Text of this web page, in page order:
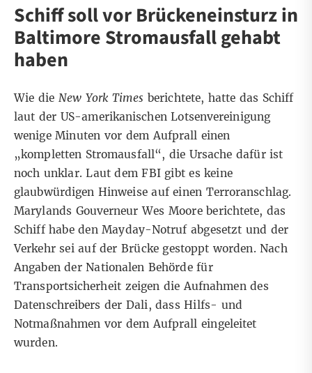
Schiff soll vor Brückeneinsturz in
Baltimore Stromausfall gehabt
haben
Wie die New York Times berichtete, hatte das Schiff
laut der US-amerikanischen Lotsenvereinigung
wenige Minuten vor dem Aufprall einen
„kompletten Stromausfall“, die Ursache dafür ist
noch unklar.Laut dem FBIgibt es keine
glaubwürdigen Hinweise auf einen Terroranschlag.
Marylands Gouverneur Wes Mooreberichtete, das
Schiff habe den Mayday-Notruf abgesetzt und der
Verkehr sei auf der Brücke gestoppt worden.Nach
Angaben der Nationalen Behörde für
Transportsicherheit zeigen die Aufnahmen des
Datenschreibers der Dali, dass Hilfs- und
Notmaßnahmen vor dem Aufprall eingeleitet
wurden.